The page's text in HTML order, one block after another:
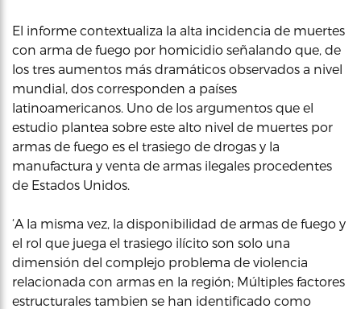
El informe contextualiza la alta incidencia de muertes
con arma de fuego por homicidio señalando que, de
los tres aumentos más dramáticos observados a nivel
mundial, dos corresponden a países
latinoamericanos. Uno de los argumentos que el
estudio plantea sobre este alto nivel de muertes por
armas de fuego es el trasiego de drogas y la
manufactura y venta de armas ilegales procedentes
de Estados Unidos.
‘A la misma vez, la disponibilidad de armas de fuego y
el rol que juega el trasiego ilícito son solo una
dimensión del complejo problema de violencia
relacionada con armas en la región; Múltiples factores
estructurales tambien se han identificado como